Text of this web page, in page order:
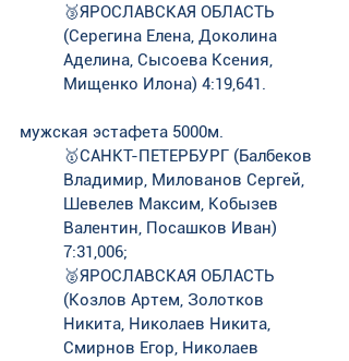
🥉ЯРОСЛАВСКАЯ ОБЛАСТЬ
(Серегина Елена, Доколина
Аделина, Сысоева Ксения,
Мищенко Илона) 4:19,641.
мужская эстафета 5000м.
🥇САНКТ-ПЕТЕРБУРГ (Балбеков
Владимир, Милованов Сергей,
Шевелев Максим, Кобызев
Валентин, Посашков Иван)
7:31,006;
🥈ЯРОСЛАВСКАЯ ОБЛАСТЬ
(Козлов Артем, Золотков
Никита, Николаев Никита,
Смирнов Егор, Николаев